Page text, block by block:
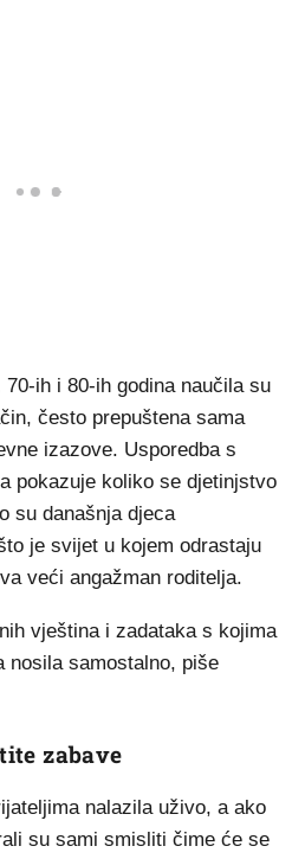
70-ih i 80-ih godina naučila su
često prepuštena sama
izazove. Usporedba s
pokazuje koliko se djetinjstvo
su današnja djeca
je svijet u kojem odrastaju
veći angažman roditelja.
vještina i zadataka s kojima
nosila samostalno, piše
zabave
nalazila uživo, a ako
su sami smisliti čime će se